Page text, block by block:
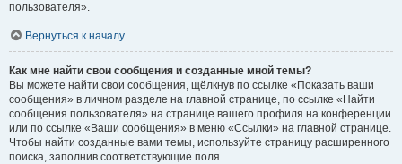
пользователя».
Вернуться к началу
Как мне найти свои сообщения и созданные мной темы?
Вы можете найти свои сообщения, щёлкнув по ссылке «Показать ваши
сообщения» в личном разделе на главной странице, по ссылке «Найти
сообщения пользователя» на странице вашего профиля на конференции
или по ссылке «Ваши сообщения» в меню «Ссылки» на главной странице.
Чтобы найти созданные вами темы, используйте страницу расширенного
поиска, заполнив соответствующие поля.